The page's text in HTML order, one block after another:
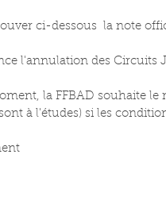
ci-dessous  la note
l'annulation des Circuits
la FFBAD souhaite
à l'études) si les